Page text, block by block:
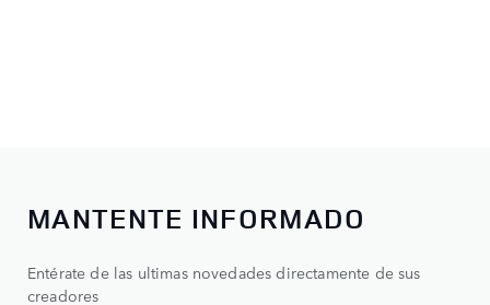
MANTENTE INFORMADO
Entérate de las ultimas novedades directamente de sus
creadores